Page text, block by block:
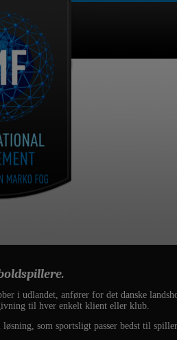
i udlandet, anfører for det danske
til hver enkelt klient eller klub.
som sportsligt passer bedst til